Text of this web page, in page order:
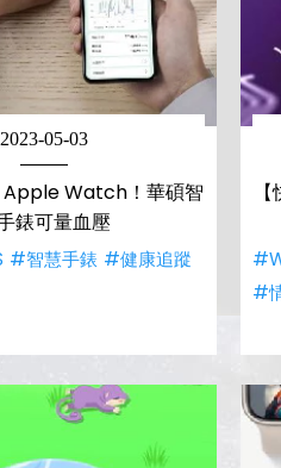
2023-05-03
Apple Watch！華碩智
錶可量血壓
#智慧手錶 #健康追蹤
#